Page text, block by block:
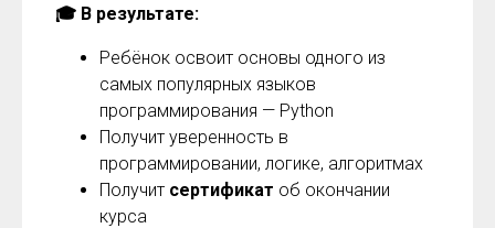
🎓 В результате:
Ребёнок освоит основы одного из
самых популярных языков
программирования — Python
Получит уверенность в
программировании, логике, алгоритмах
Получит сертификат об окончании
курса